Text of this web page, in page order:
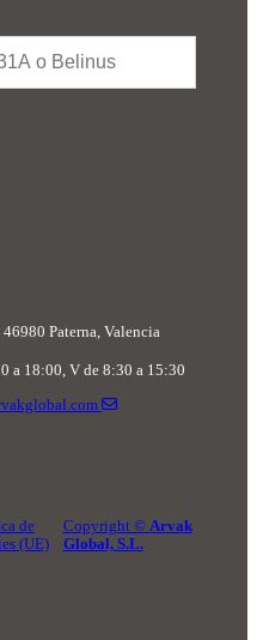
Paterna, Valencia
a 18:00, V de 8:30 a 15:30
de
(UE)
Copyright © Arvak
Global, S.L.